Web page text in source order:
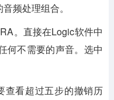
频处理组合。
。直接在Logic软件中
何不需要的声音。选中
查看超过五步的撤销历